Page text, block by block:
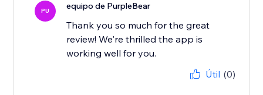
PU equipo de PurpleBear
Thank you so much for the great
review! We're thrilled the app is
working well for you.
Útil (0)